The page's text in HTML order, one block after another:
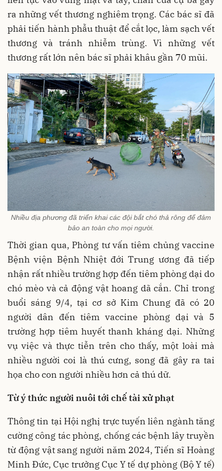
ra những vết thương nghiêm trọng. Các bác sĩ đã
phải tiến hành phẫu thuật để cắt lọc, làm sạch vết
thương và tránh nhiễm trùng. Vì những vết
thương rất lớn nên bác sĩ phải khâu gần 70 mũi.
Nhiều địa phương đã triển khai các đội bắt chó thả rông để đảm
bảo an toàn cho mọi người.
Thời gian qua, Phòng tư vấn tiêm chủng vaccine
Bệnh viện Bệnh Nhiệt đới Trung ương đã tiếp
nhận rất nhiều trường hợp đến tiêm phòng dại do
chó mèo và cả động vật hoang dã cắn. Chỉ trong
buổi sáng 9/4, tại cơ sở Kim Chung đã có 20
người dân đến tiêm vaccine phòng dại và 5
trường hợp tiêm huyết thanh kháng dại. Những
vụ việc và thực tiễn trên cho thấy, một loài mà
nhiều người coi là thú cưng, song đã gây ra tai
họa cho con người nhiều hơn cả thú dữ.
Từ ý thức người nuôi tới chế tài xử phạt
Thông tin tại Hội nghị trực tuyến liên ngành tăng
cường công tác phòng, chống các bệnh lây truyền
từ động vật sang người năm 2024, Tiến sĩ Hoàng
Minh Đức, Cục trưởng Cục Y tế dự phòng (Bộ Y tế)